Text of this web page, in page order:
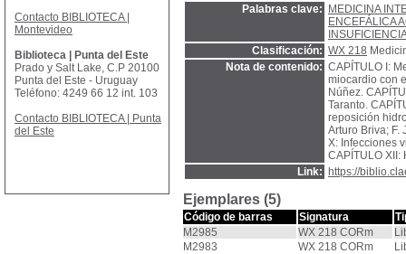
Palabras clave:
MEDICINA
ENCEFÁLICA
Clasificación: WX 218
Nota de contenido: CAPÍTULO I:
miocardio con
Núñez.
Taranto.
reposición
Arturo Briva; F.
X: Infecciones
CAPÍTULO
Link:
https://
Ejemplares (5)
Código de barras Signatura
M2985
WX 218 CORm
M2983
WX 218 CORm
Contacto BIBLIOTECA |
Montevideo
Biblioteca | Punta del Este
Prado y Salt Lake, C.P 20100
Punta del Este - Uruguay
Teléfono: 4249 66 12 int. 103
Contacto BIBLIOTECA | Punta
del Este